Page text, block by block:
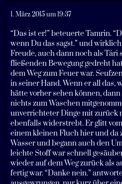
1. März 2015 um 19:37
“Das ist er!” beteuerte Tamrin.
wenn Du das sagst.” und
Freude, auch dann noch als Tári
fließenden Bewegung gedreht
dem Weg zum Feuer war.
in seiner Hand. Wenn er all das,
hätte vorher sehen können,
nichts zum Waschen
unverrichteter Dinge mit zurück
ebenfalls widerstrebt. Er glitt
einem kleinen Fluch hier und da
Wasser und begann auch den
leichte Stoff war schnell
wieder auf dem Weg zurück als
fertig war. “Danke nein.”